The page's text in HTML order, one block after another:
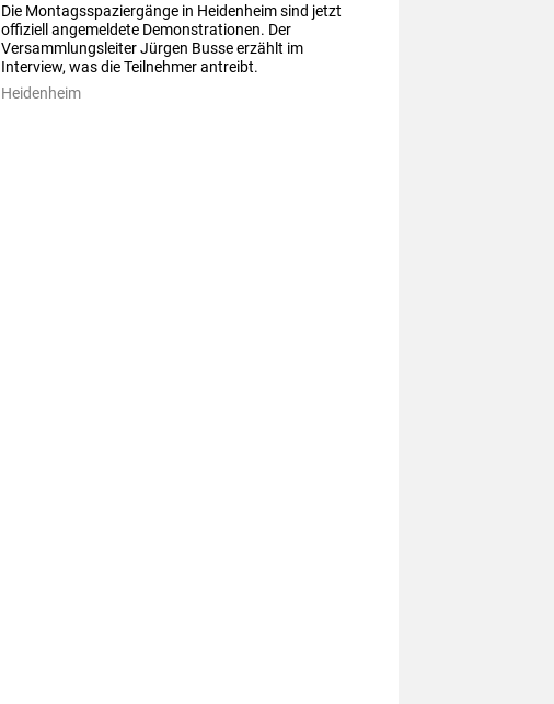
Die Montagsspaziergänge in Heidenheim sind jetzt
offiziell angemeldete Demonstrationen. Der
Versammlungsleiter Jürgen Busse erzählt im
Interview, was die Teilnehmer antreibt.
Heidenheim